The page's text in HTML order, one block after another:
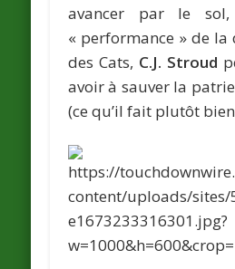
avancer par le
« performance » de la
des Cats, C.J. Stroud
avoir à sauver la
(ce qu’il fait plutôt